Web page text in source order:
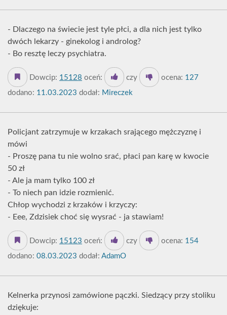
- Dlaczego na świecie jest tyle płci, a dla nich jest tylko
dwóch lekarzy - ginekolog i androlog?
- Bo resztę leczy psychiatra.
Dowcip: 15128 oceń: czy ocena: 127
dodano: 11.03.2023 dodał: Mireczek
Policjant zatrzymuje w krzakach srającego mężczyznę i
mówi
- Proszę pana tu nie wolno srać, płaci pan karę w kwocie
50 zł
- Ale ja mam tylko 100 zł
- To niech pan idzie rozmienić.
Chłop wychodzi z krzaków i krzyczy:
- Eee, Zdzisiek choć się wysrać - ja stawiam!
Dowcip: 15123 oceń: czy ocena: 154
dodano: 08.03.2023 dodał: AdamO
Kelnerka przynosi zamówione pączki. Siedzący przy stoliku
dziękuje: